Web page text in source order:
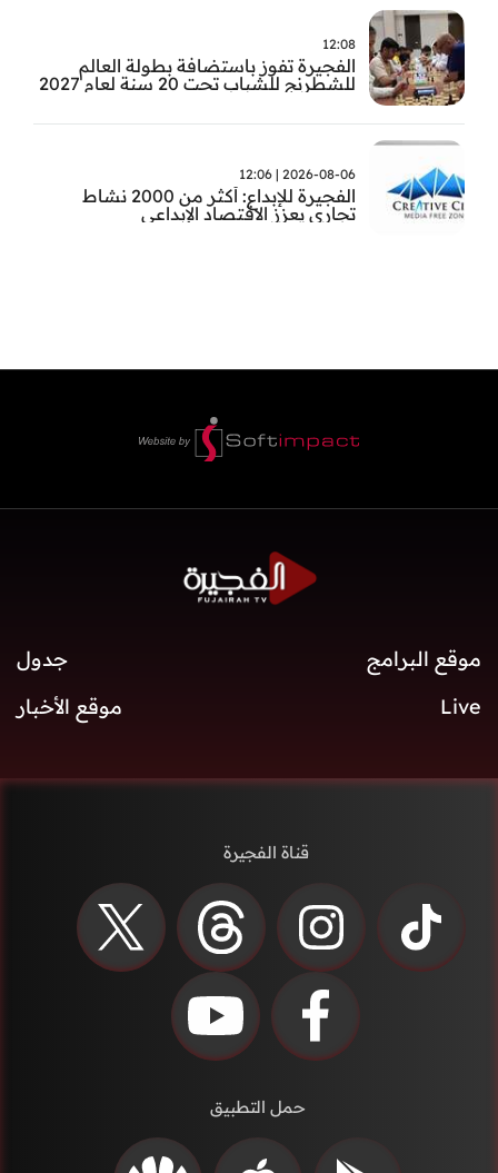
12:08
الفجيرة تفوز باستضافة بطولة العالم
للشطرنج للشباب تحت 20 سنة لعام 2027
2026-08-06 | 12:06
الفجيرة للإبداع: أكثر من 2000 نشاط
تجاري يعزز الاقتصاد الإبداعي
موقع البرامج
جدول
Live
موقع الأخبار
قناة الفجيرة
حمل التطبيق